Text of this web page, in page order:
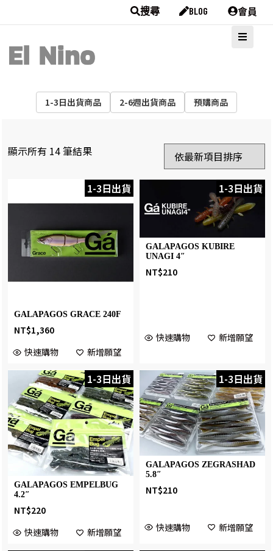
搜尋 BLOG 會員
1-3日出貨商品 2-6週出貨商品 預購商品
顯示所有 14 筆結果
1-3日出貨
GALAPAGOS GRACE 240F
NT$1,360
快速購物
新增願望
1-3日出貨
GALAPAGOS KUBIRE
UNAGI 4″
NT$210
快速購物 新增願望
1-3日出貨
GALAPAGOS EMPELBUG
4.2″
NT$220
快速購物
新增願望
1-3日出貨
GALAPAGOS ZEGRASHAD
5.8″
NT$210
快速購物 新增願望